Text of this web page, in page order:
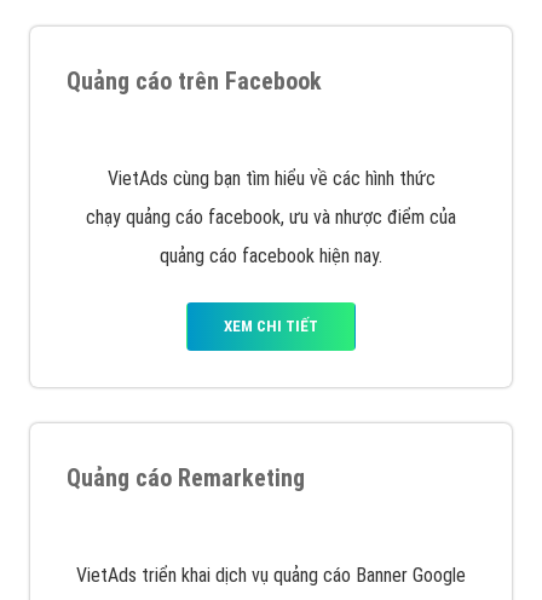
Quảng cáo trên Facebook
VietAds cùng bạn tìm hiểu về các hình thức
chạy quảng cáo facebook, ưu và nhược điểm của
quảng cáo facebook hiện nay.
XEM CHI TIẾT
Quảng cáo Remarketing
VietAds triển khai dịch vụ quảng cáo Banner Google